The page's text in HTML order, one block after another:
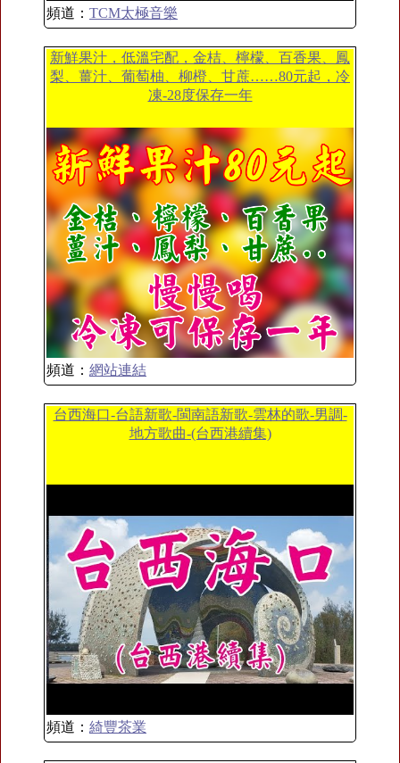
頻道： TCM太極音樂
新鮮果汁，低溫宅配，金桔、檸檬、百香果、鳳
梨、薑汁、葡萄柚、柳橙、甘蔗……80元起，冷
凍-28度保存一年
頻道： 網站連結
台西海口-台語新歌-閩南語新歌-雲林的歌-男調-
地方歌曲-(台西港續集)
頻道： 綺豐茶業